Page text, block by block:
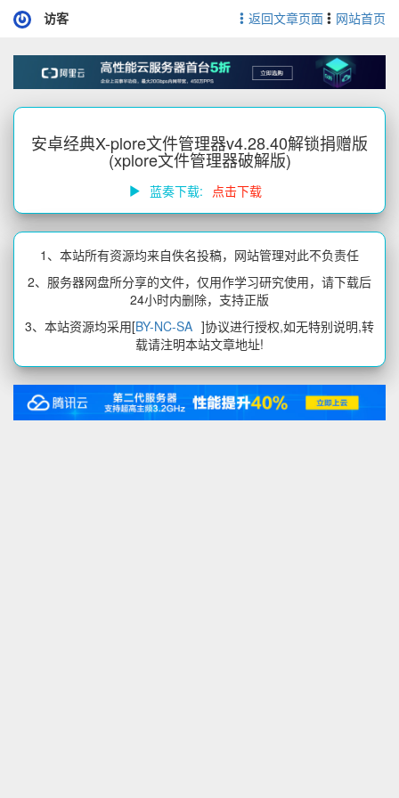
访客 返回文章页面 网站首页
安卓经典X-plore文件管理器v4.28.40解锁捐赠版
(xplore文件管理器破解版)
蓝奏下载: 点击下载
1、本站所有资源均来自佚名投稿，网站管理对此不负责任
2、服务器网盘所分享的文件，仅用作学习研究使用，请下载后
24小时内删除，支持正版
3、本站资源均采用[BY-NC-SA ]协议进行授权,如无特别说明,转
载请注明本站文章地址!